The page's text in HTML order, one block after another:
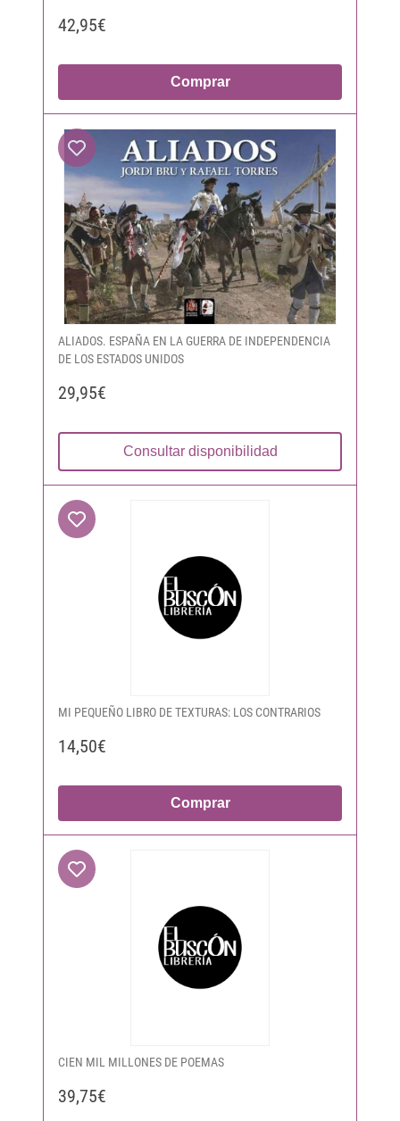
42,95€
Comprar
ALIADOS. ESPAÑA EN LA GUERRA DE INDEPENDENCIA
DE LOS ESTADOS UNIDOS
29,95€
Consultar disponibilidad
MI PEQUEÑO LIBRO DE TEXTURAS: LOS CONTRARIOS
14,50€
Comprar
CIEN MIL MILLONES DE POEMAS
39,75€